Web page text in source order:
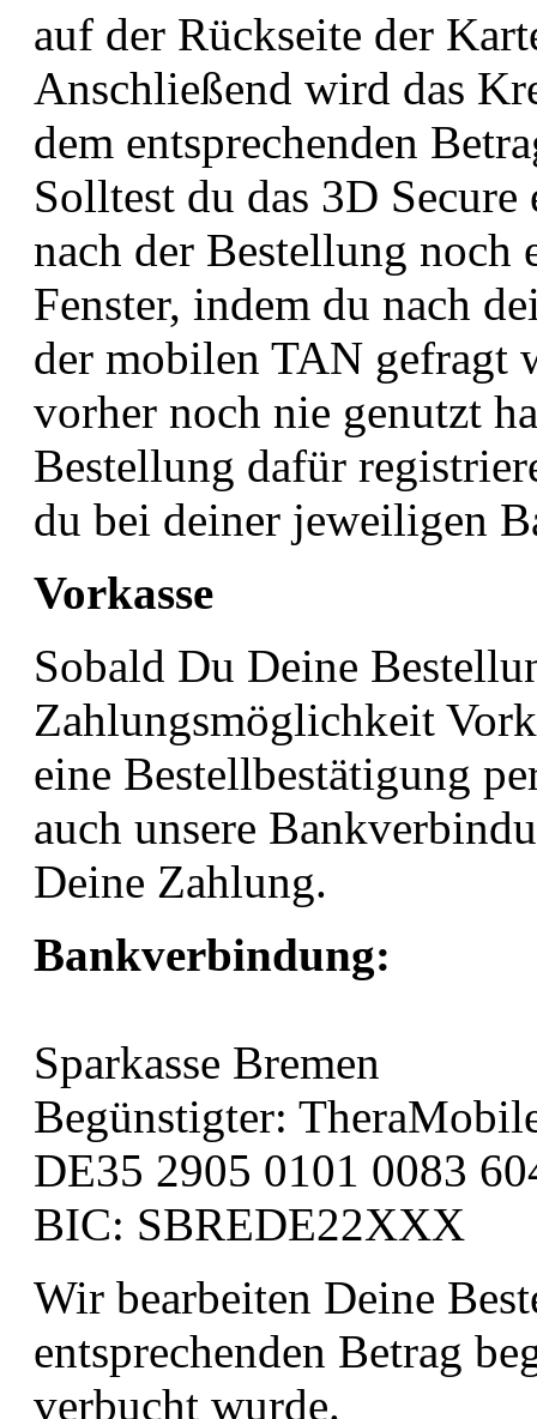
auf der Rückseite der
Anschließend wird das
dem entsprechenden
Solltest du das 3D
nach der Bestellung noch
Fenster, indem du nach
der mobilen TAN gefragt
vorher noch nie genutzt
Bestellung dafür
du bei deiner jeweiligen
Vorkasse
Sobald Du Deine
Zahlungsmöglichkeit
eine Bestellbestätigung
auch unsere
Deine Zahlung.
Bankverbindung:
Sparkasse Bremen
Begünstigter:
DE35 2905 0101 0083
BIC: SBREDE22XXX
Wir bearbeiten Deine
entsprechenden Betrag
verbucht wurde.